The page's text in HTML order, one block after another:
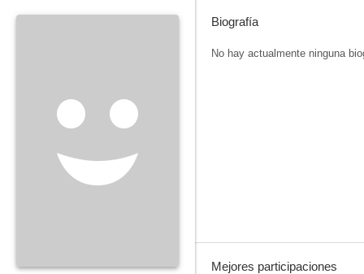
Biografía
No hay actualmente ninguna
Mejores participaciones